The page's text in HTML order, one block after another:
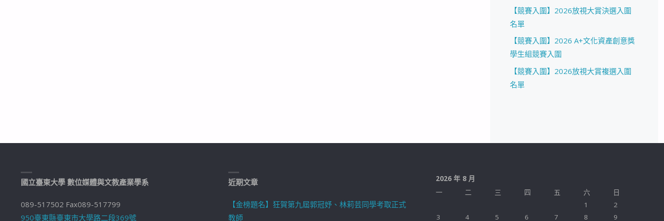
【競賽入圍】2026放視大賞決選入圍
名單
【競賽入圍】2026 A+文化資產創意獎
學生組競賽入圍
【競賽入圍】2026放視大賞複選入圍
名單
國立臺東大學 數位媒體與文教產業學系
089-517502 Fax089-517799
950臺東縣臺東市大學路二段369號
近期文章
【金榜題名】狂賀第九屆郭冠妤、林莉芸同學考取正式
教師
2026 年 8 月
一
二 三 四 五 六
日
1
2
3
4 5 6 7 8 9